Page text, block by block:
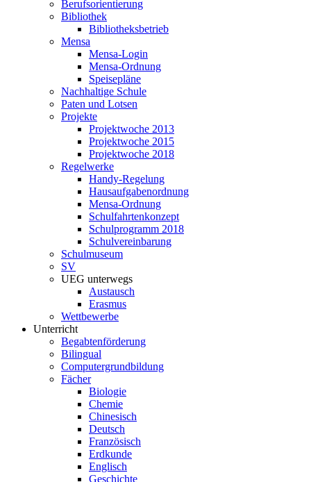
Berufsorientierung
Bibliothek
Bibliotheksbetrieb
Mensa
Mensa-Login
Mensa-Ordnung
Speisepläne
Nachhaltige Schule
Paten und Lotsen
Projekte
Projektwoche 2013
Projektwoche 2015
Projektwoche 2018
Regelwerke
Handy-Regelung
Hausaufgabenordnung
Mensa-Ordnung
Schulfahrtenkonzept
Schulprogramm 2018
Schulvereinbarung
Schulmuseum
SV
UEG unterwegs
Austausch
Erasmus
Wettbewerbe
Unterricht
Begabtenförderung
Bilingual
Computergrundbildung
Fächer
Biologie
Chemie
Chinesisch
Deutsch
Französisch
Erdkunde
Englisch
Geschichte